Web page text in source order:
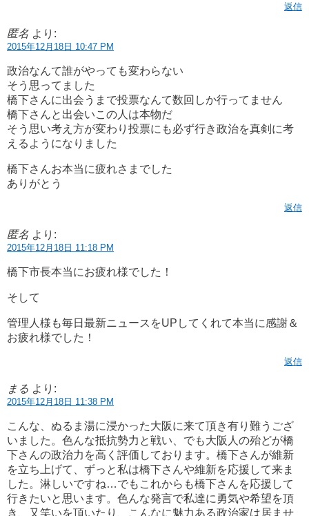
返信
匿名 より:
2015年12月18日 10:47 PM
政治なんて誰がやっても変わらない
そう思ってました
橋下さんに出会うまで投票なんて数回しか行ってません
橋下さんと出会いこの人は本物だ
そう思い考え方が変わり投票にも必ず行き政治を真剣に考
えるようになりました
橋下さんお本当に疲れさまでした
ありがとう
返信
匿名 より:
2015年12月18日 11:18 PM
橋下市長本当にお疲れ様でした！
そして
管理人様も毎日最新ニュースをUPしてくれて本当に感謝＆
お疲れ様でした！
返信
まる より:
2015年12月18日 11:38 PM
こんな、ぬるま湯に浸かった大阪に来て頂き有り難うござ
いました。色んな抵抗勢力と戦い、でも大阪人の殆どが橋
下さんの政治力を高く評価しております。橋下さんが維新
を立ち上げて、ずっと私は橋下さんや維新を応援して来ま
した。淋しいですね…でもこれからも橋下さんを応援して
行きたいと思います。色んな発言で私達に勇気や希望を頂
き、又笑いを頂いたり、こんなに魅力ある政治家は居ませ